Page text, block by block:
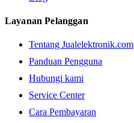
Layanan Pelanggan
Tentang Jualelektronik.com
Panduan Pengguna
Hubungi kami
Service Center
Cara Pembayaran